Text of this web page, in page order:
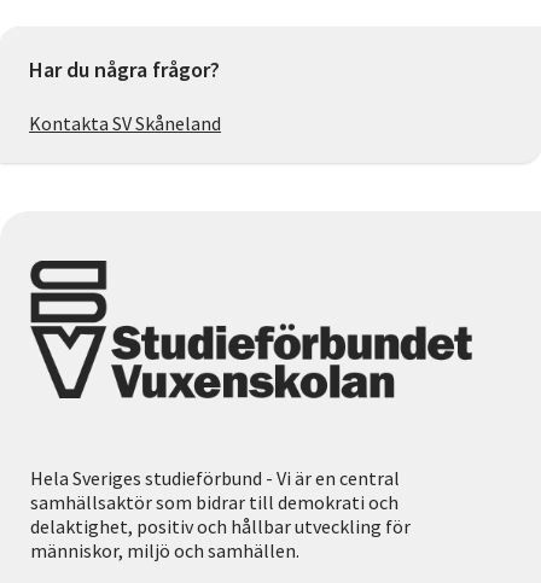
Har du några frågor?
Kontakta SV Skåneland
Hela Sveriges studieförbund - Vi är en central
samhällsaktör som bidrar till demokrati och
delaktighet, positiv och hållbar utveckling för
människor, miljö och samhällen.